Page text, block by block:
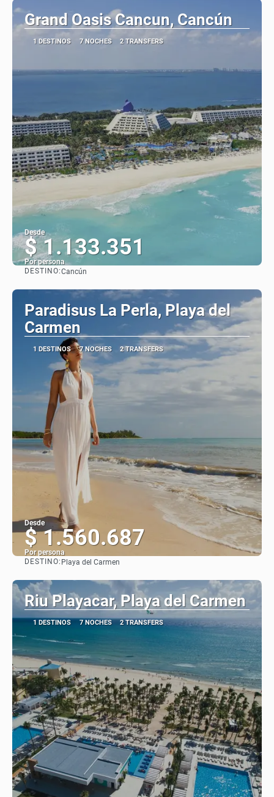
Grand Oasis Cancun, Cancún
1 DESTINOS 7 NOCHES 2 TRANSFERS
Desde
$ 1.133.351
Por persona
DESTINO:Cancún
Paradisus La Perla, Playa del
Carmen
1 DESTINOS 7 NOCHES 2 TRANSFERS
Desde
$ 1.560.687
Por persona
DESTINO: Playa del Carmen
Riu Playacar, Playa del Carmen
1 DESTINOS 7 NOCHES 2 TRANSFERS